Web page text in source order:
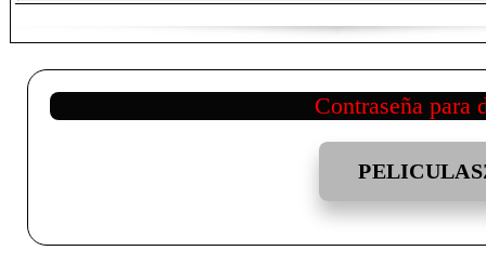
Contraseña para